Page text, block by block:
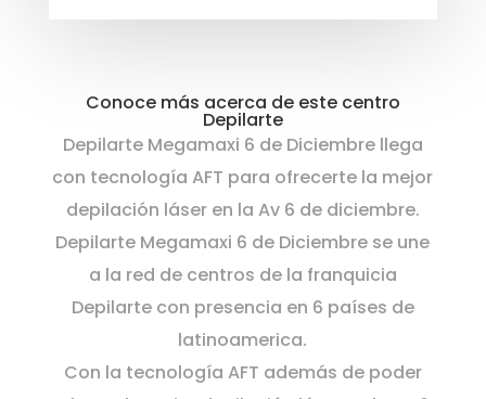
Conoce más acerca de este centro
Depilarte
Depilarte Megamaxi 6 de Diciembre llega
con tecnología AFT para ofrecerte la mejor
depilación láser en la Av 6 de diciembre.
Depilarte Megamaxi 6 de Diciembre se une
a la red de centros de la franquicia
Depilarte con presencia en 6 países de
latinoamerica.
Con la tecnología AFT además de poder